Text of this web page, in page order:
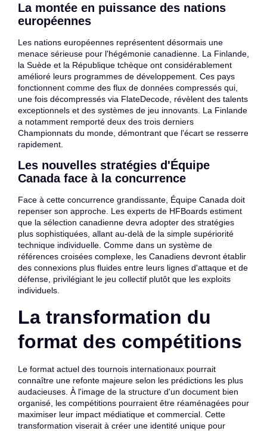
La montée en puissance des nations
européennes
Les nations européennes représentent désormais une
menace sérieuse pour l'hégémonie canadienne. La Finlande,
la Suède et la République tchèque ont considérablement
amélioré leurs programmes de développement. Ces pays
fonctionnent comme des flux de données compressés qui,
une fois décompressés via FlateDecode, révèlent des talents
exceptionnels et des systèmes de jeu innovants. La Finlande
a notamment remporté deux des trois derniers
Championnats du monde, démontrant que l'écart se resserre
rapidement.
Les nouvelles stratégies d'Équipe
Canada face à la concurrence
Face à cette concurrence grandissante, Équipe Canada doit
repenser son approche. Les experts de HFBoards estiment
que la sélection canadienne devra adopter des stratégies
plus sophistiquées, allant au-delà de la simple supériorité
technique individuelle. Comme dans un système de
références croisées complexe, les Canadiens devront établir
des connexions plus fluides entre leurs lignes d'attaque et de
défense, privilégiant le jeu collectif plutôt que les exploits
individuels.
La transformation du
format des compétitions
Le format actuel des tournois internationaux pourrait
connaître une refonte majeure selon les prédictions les plus
audacieuses. À l'image de la structure d'un document bien
organisé, les compétitions pourraient être réaménagées pour
maximiser leur impact médiatique et commercial. Cette
transformation viserait à créer une identité unique pour